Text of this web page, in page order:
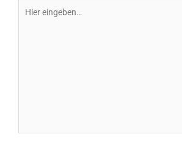
eingeben…